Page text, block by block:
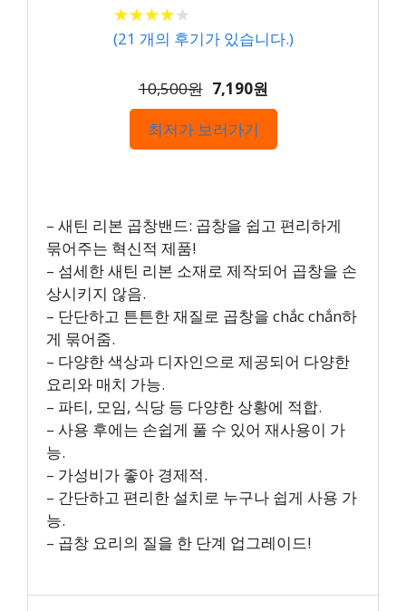
★★★★★
★★★★★
(21 개의 후기가 있습니다.)
10,500원 7,190원
최저가 보러가기
– 새틴 리본 곱창밴드: 곱창을 쉽고 편리하게
묶어주는 혁신적 제품!
– 섬세한 새틴 리본 소재로 제작되어 곱창을 손
상시키지 않음.
– 단단하고 튼튼한 재질로 곱창을 chắc chắn하
게 묶어줌.
– 다양한 색상과 디자인으로 제공되어 다양한
요리와 매치 가능.
– 파티, 모임, 식당 등 다양한 상황에 적합.
– 사용 후에는 손쉽게 풀 수 있어 재사용이 가
능.
– 가성비가 좋아 경제적.
– 간단하고 편리한 설치로 누구나 쉽게 사용 가
능.
– 곱창 요리의 질을 한 단계 업그레이드!